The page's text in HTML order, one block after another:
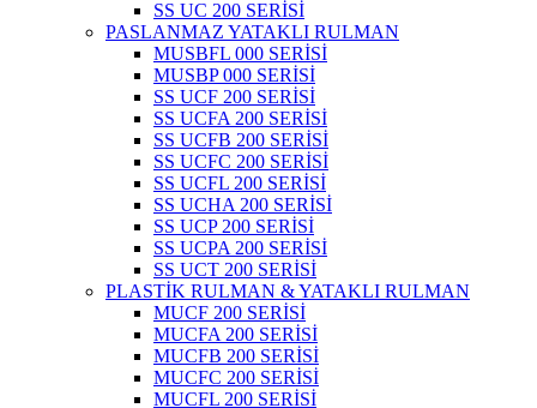
SS UC 200 SERİSİ
PASLANMAZ YATAKLI RULMAN
MUSBFL 000 SERİSİ
MUSBP 000 SERİSİ
SS UCF 200 SERİSİ
SS UCFA 200 SERİSİ
SS UCFB 200 SERİSİ
SS UCFC 200 SERİSİ
SS UCFL 200 SERİSİ
SS UCHA 200 SERİSİ
SS UCP 200 SERİSİ
SS UCPA 200 SERİSİ
SS UCT 200 SERİSİ
PLASTİK RULMAN & YATAKLI RULMAN
MUCF 200 SERİSİ
MUCFA 200 SERİSİ
MUCFB 200 SERİSİ
MUCFC 200 SERİSİ
MUCFL 200 SERİSİ